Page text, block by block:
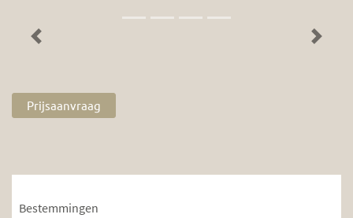
Bestemmingen
Previous Next
Prijsaanvraag